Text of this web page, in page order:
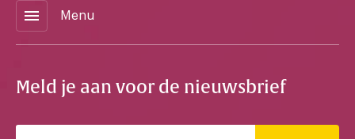
menu Menu
Meld je aan voor de nieuwsbrief